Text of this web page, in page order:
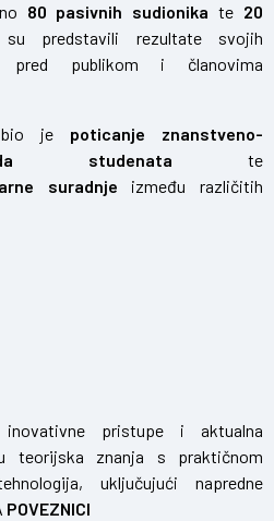
80 pasivnih sudionika te 20
predstavili rezultate svojih
pred publikom i članovima
bio je poticanje znanstveno-
studenata te
suradnje između različitih
pristupe i aktualna
teorijska znanja s praktičnom
uključujući napredne
POVEZNICI